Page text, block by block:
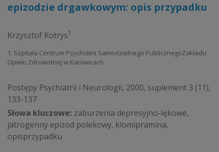
epizodzie drgawkowym: opis przypadku
Krzysztof Kotrys1
1. Szpitala Centrum Psychiatrii Samodzielnego PublicznegoZakładu
Opieki Zdrowotnej w Katowicach
Postępy Psychiatrii i Neurologii, 2000, suplement 3 (11),
133-137
Słowa kluczowe: zaburzenia depresyjno-lękowe,
jatrogenny epizod polekowy, klomipramina,
opisprzypadku